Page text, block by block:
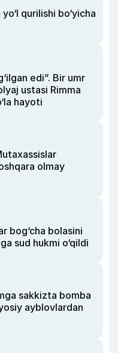
qurilishi bo‘yicha
edi”. Bir umr
ustasi Rimma
hayoti
olmay
bog‘cha bolasini
sud hukmi o‘qildi
sakkizta bomba
ayblovlardan